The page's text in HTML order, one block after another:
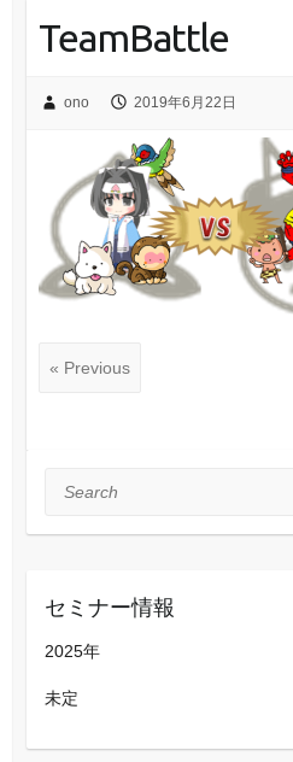
TeamBattle
ono 2019年6月22日
« Previous
Search
セミナー情報
2025年
未定